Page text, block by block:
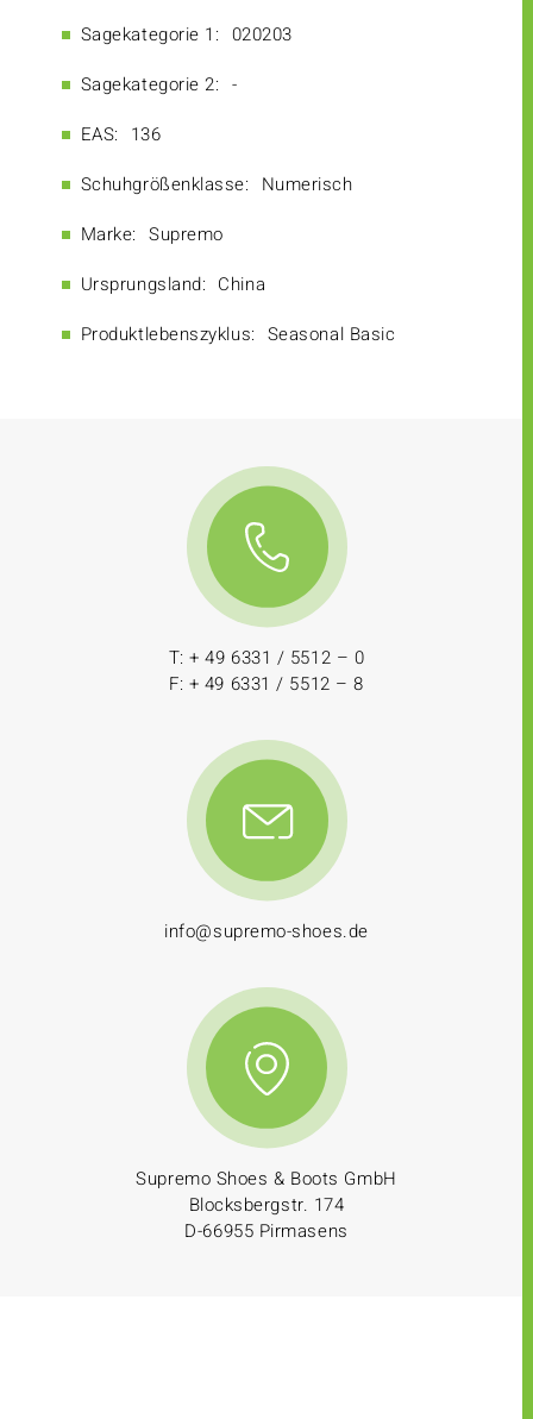
Sagekategorie 1: 020203
Sagekategorie 2: -
EAS: 136
Schuhgrößenklasse: Numerisch
Marke: Supremo
Ursprungsland: China
Produktlebenszyklus: Seasonal Basic
T: + 49 6331 / 5512 – 0
F: + 49 6331 / 5512 – 8
info@supremo-shoes.de
Supremo Shoes & Boots GmbH
Blocksbergstr. 174
D-66955 Pirmasens